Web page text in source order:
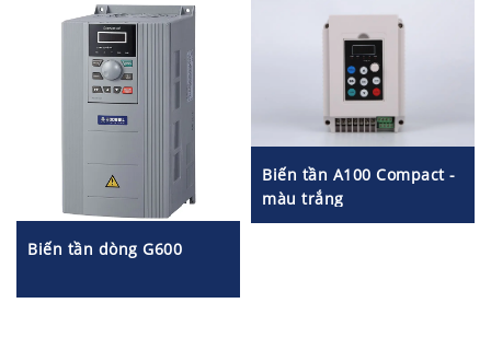
Biến tần dòng G600
Biến tần A100 Compact -
màu trắng